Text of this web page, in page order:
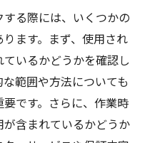
る際には、いくつかの
ます。まず、使用され
いるかどうかを確認し
範囲や方法についても
です。さらに、作業時
含まれているかどうか